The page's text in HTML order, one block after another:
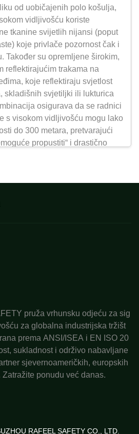
od uobičajenih polo košulja,
vidljivošću koriste
tkanine svijetlih nijansi (poput
koje privlače pozornost čak i
Također su opremljene širokim,
reflektirajućim trakama na
koje reflektiraju svjetlost
skladišnih svjetiljki ili lukturica
osigurava da se radnici
s visokom vidljivošću mogu lako
do 300 metara, pretvarajući
propustiti“ i drastično
tijekom cijelog dana za aktivni
zraka. Tkanina je mekana
iritacije čak i tijekom dugih
ovratnika dodaje uređen
rukavima, tako da se
micati – bilo da podižu kutije
prometom na cestama ili nose
u zoru. Za razliku od stegnutih,
koji ometaju obavljanje
s visokom vidljivošću
pruža vrhunsku odjeću za sig
za globalna industrijska tržišt
prema ANSI/ISEA i EN ISO 20
sukladnost i održivo nabavljane
sjevernoameričkih, europskih
ponudu već danas.
RAFEEL SAFETY CO., LTD.